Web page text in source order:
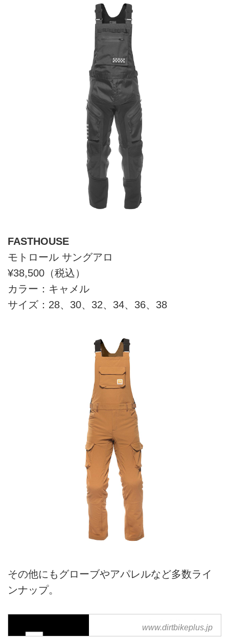
FASTHOUSE
モトロール サングアロ
¥38,500（税込）
カラー：キャメル
サイズ：28、30、32、34、36、38
その他にもグローブやアパレルなど多数ライ
ンナップ。
FASTHOUSE| Dirtbikeplus
(ダートバイクプラス)
www.dirtbikeplus.jp